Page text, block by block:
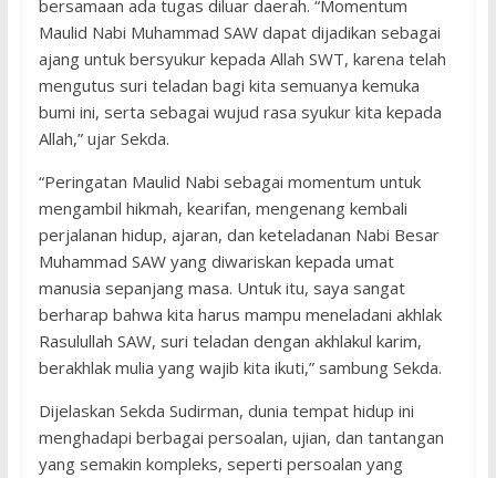
bersamaan ada tugas diluar daerah. “Momentum
Maulid Nabi Muhammad SAW dapat dijadikan sebagai
ajang untuk bersyukur kepada Allah SWT, karena telah
mengutus suri teladan bagi kita semuanya kemuka
bumi ini, serta sebagai wujud rasa syukur kita kepada
Allah,” ujar Sekda.
“Peringatan Maulid Nabi sebagai momentum untuk
mengambil hikmah, kearifan, mengenang kembali
perjalanan hidup, ajaran, dan keteladanan Nabi Besar
Muhammad SAW yang diwariskan kepada umat
manusia sepanjang masa. Untuk itu, saya sangat
berharap bahwa kita harus mampu meneladani akhlak
Rasulullah SAW, suri teladan dengan akhlakul karim,
berakhlak mulia yang wajib kita ikuti,” sambung Sekda.
Dijelaskan Sekda Sudirman, dunia tempat hidup ini
menghadapi berbagai persoalan, ujian, dan tantangan
yang semakin kompleks, seperti persoalan yang